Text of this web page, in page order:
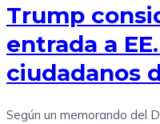
Trump
entrada a
ciudadanos
Según un memorando del